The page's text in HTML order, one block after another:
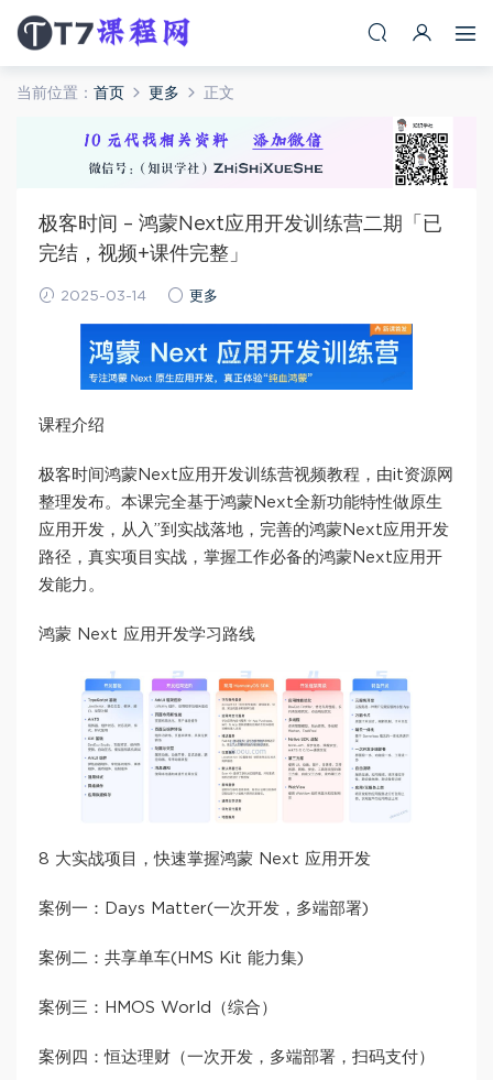
当前位置： 首页 更多 正文
极客时间 – 鸿蒙Next应用开发训练营二期「已
完结，视频+课件完整」
2025-03-14 更多
课程介绍
极客时间鸿蒙Next应用开发训练营视频教程，由it资源网
整理发布。本课完全基于鸿蒙Next全新功能特性做原生
应用开发，从入”到实战落地，完善的鸿蒙Next应用开发
路径，真实项目实战，掌握工作必备的鸿蒙Next应用开
发能力。
鸿蒙 Next 应用开发学习路线
8 大实战项目，快速掌握鸿蒙 Next 应用开发
案例一：Days Matter(一次开发，多端部署)
案例二：共享单车(HMS Kit 能力集)
案例三：HMOS World（综合）
案例四：恒达理财（一次开发，多端部署，扫码支付）